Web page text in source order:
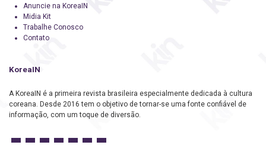
Anuncie na KoreaIN
Midia Kit
Trabalhe Conosco
Contato
KoreaIN
A KoreaIN é a primeira revista brasileira especialmente dedicada à cultura
coreana. Desde 2016 tem o objetivo de tornar-se uma fonte confiável de
informação, com um toque de diversão.